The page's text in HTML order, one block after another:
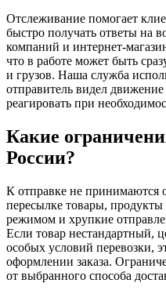
Отслеживание помогает
быстро получать ответы на
компаний и интернет-
что в работе может быть
и грузов. Наша служба
отправитель видел
реагировать при
Какие
России?
К отправке не принимаются
пересылке товары,
режимом и хрупкие
Если товар нестандартный,
особых условий перевозки,
оформлении заказа.
от выбранного способа